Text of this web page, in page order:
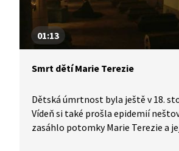
a hostiny u císařského dvora nebo
jezdecký karusel v Hofburgu,
po Dunaji či žehnání rakousko-
armádám.
01:13
Smrt dětí Marie Terezie
Dětská úmrtnost byla ještě v 18.
Vídeň si také prošla epidemií
zasáhlo potomky Marie Terezie a